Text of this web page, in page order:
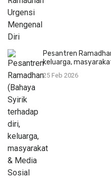
Pesantren
keluarga,
25 Feb 2026